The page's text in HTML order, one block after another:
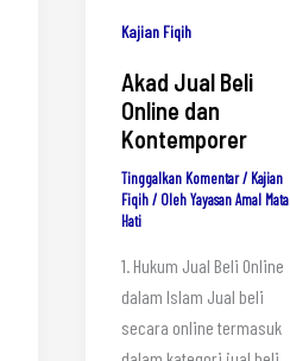
Kajian Fiqih
Akad Jual Beli
Online dan
Kontemporer
Tinggalkan Komentar/ Kajian
Fiqih/ OlehYayasan Amal Mata
Hati
1. Hukum Jual Beli Online
dalam Islam Jual beli
secara online termasuk